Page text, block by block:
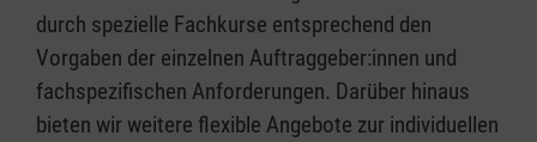
durch spezielle Fachkurse entsprechend den
Vorgaben der einzelnen Auftraggeber:innen und
fachspezifischen Anforderungen. Darüber hinaus
bieten wir weitere flexible Angebote zur individuellen